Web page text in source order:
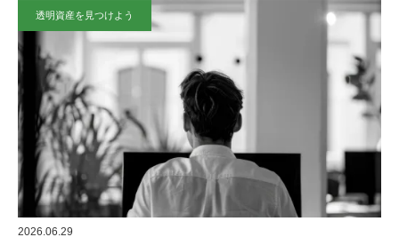
透明資産を見つけよう
2026.06.29